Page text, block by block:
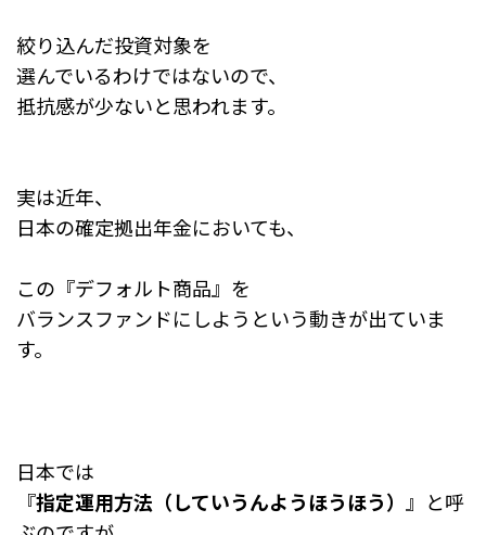
絞り込んだ投資対象を
選んでいるわけではないので、
抵抗感が少ないと思われます。
実は近年、
日本の確定拠出年金においても、
この『デフォルト商品』を
バランスファンドにしようという動きが出ていま
す。
日本では
『指定運用方法（していうんようほうほう） 』と呼